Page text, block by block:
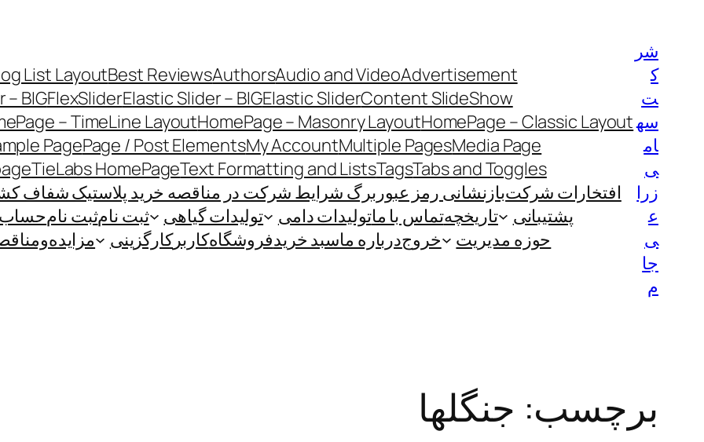
شر
ک
ت
سه
ام
ی
زرا
ع
ی
جا
م
Advertisement
Audio and Video
Authors
Best Reviews
List Layout
Content SlideShow
Elastic Slider
Elastic Slider – BIG
FlexSlider
– BIG
HomePage – Classic Layout
HomePage – Masonry Layout
– TimeLine Layout
Media Page
Multiple Pages
My Account
Page / Post Elements
Page
Tabs and Toggles
Tags
Text Formatting and Lists
TieLabs HomePage
افتخارات شرکتبازنشانی رمز عبور برگ شرایط شرکت در مناقصه خرید پلاستیک شفاف
پشتیبانی
تاریخچهتماس با ماتولیدات دامی تولیدات گیاهی ثبت نامثبت نامحساب
حوزه مدیریت
خروجدرباره ماسبد خریدفروشگاهکاربرکارگزینی
برچسب: جنگلها